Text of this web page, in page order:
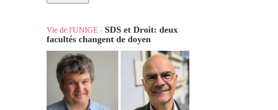
Vie de l'UNIGE - SDS et Droit: deux
facultés changent de doyen